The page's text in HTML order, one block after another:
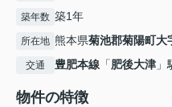
築年数 築1年
所在地 熊本県菊池郡菊陽町大
交通 豊肥本線 「肥後大津
物件の特徴